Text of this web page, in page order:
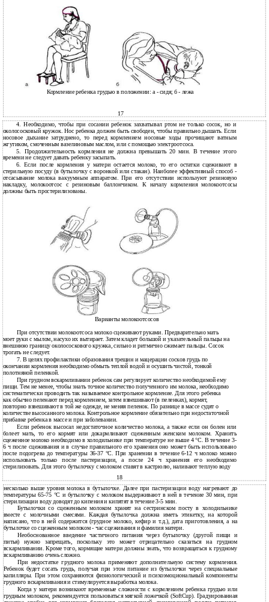
Кормление ребенка грудью в положении: а - сидя; б - лежа
17
4.
Необходимо, чтобы при сосании ребенок захватывал ртом не только сосок, но и
околососковый кружок. Нос ребенка должен быть свободен, чтобы правильно дышать. Если
носовое дыхание затруднено, то перед кормлением носовые ходы прочищают ватным
жгутиком, смоченным вазелиновым маслом, или с помощью электроотсоса.
5. Продолжительность кормления не должна превышать 20 мин. В течение этого
времени не следует давать ребенку засыпать.
6.
Если после кормления у матери остается молоко, то его остатки сцеживают в
стерильную посуду (в бутылочку с воронкой или стакан). Наиболее эффективный способ -
отсасывание молока вакуумным аппаратом. При его отсутствии используют резиновую
накладку, молокоотсос с резиновым баллончиком. К началу кормления молокоотсосы
должны быть простерилизованы.
Варианты молокоотсосов
При отсутствии молокоотсоса молоко сцеживают руками. Предварительно мать
моет руки с мылом, насухо их вытирает. Затем кладет большой и указательный пальцы на
внешнюю границу околососкового кружка, сильно и ритмично сжимает пальцы. Сосок
трогать не следует.
7. В целях профилактики образования трещин и мацерации сосков грудь по
окончании кормления необходимо обмыть теплой водой и осушить чистой, тонкой
полотняной пеленкой.
При грудном вскармливании ребенок сам регулирует количество необходимой ему
пищи. Тем не менее, чтобы знать точное количество полученного им молока, необходимо
систематически проводить так называемое контрольное кормление. Для этого ребенка
как обычно пеленают перед кормлением, затем взвешивают (в пеленках), кормят,
повторно взвешивают в той же одежде, не меняя пеленок. По разнице в массе судят о
количестве высосанного молока. Контрольное кормление обязательно при недостаточной
прибавке ребенка в массе и при заболевании.
Если ребенок высосал недостаточное количество молока, а также если он болен или
болеет мать, то его кормят или докармливают сцеженным женским молоком. Хранить
сцеженное молоко необходимо в холодильнике при температуре не выше 4 °С. В течение 3-
6 ч после сцеживания и в случае правильного его хранения оно может быть использовано
после подогрева до температуры 36-37 °С. При хранении в течение 6-12 ч молоко можно
использовать только после пастеризации, а после 24 ч хранения его необходимо
стерилизовать. Для этого бутылочку с молоком ставят в кастрюлю, наливают теплую воду
18
несколько выше уровня молока в бутылочке. Далее при пастеризации воду нагревают до
температуры 65-75 °С и бутылочку с молоком выдерживают в ней в течение 30 мин, при
стерилизации воду доводят до кипения и кипятят в течение 3-5 мин.
Бутылочки со сцеженным молоком хранят на сестринском посту в холодильнике
вместе с молочными смесями. Каждая бутылочка должна иметь этикетку, на которой
написано, что в ней содержится (грудное молоко, кефир и т.д.), дата приготовления, а на
бутылочке со сцеженным молоком - час сцеживания и фамилия матери.
Необоснованное введение частичного питания через бутылочку (другой пищи и
питья) нужно запрещать, поскольку это может отрицательно сказаться на грудном
вскармливании. Кроме того, кормящие матери должны знать, что возвращаться к грудному
вскармливанию очень сложно.
При недостатке грудного молока применяют дополнительную систему кормления.
Ребенок будет сосать грудь, получая при этом питание из бутылочки через специальные
капилляры. При этом сохраняются физиологический и психоэмоциональный компоненты
грудного вскармливания и стимулируется выработка молока.
Когда у матери возникают временные сложности с кормлением ребенка грудью или
грудным молоком, рекомендуется пользоваться мягкой ложечкой (SoftCup). Градуированная